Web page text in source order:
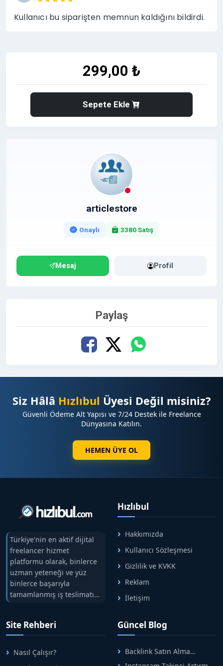
Kullanıcı bu siparişten memnun kaldığını bildirdi.
299,00 ₺
Sepete Ekle
articlestore
Onaylı 3380 Satış
Mesaj Profil
Paylaş
Siz Hâlâ Hızlıbul Üyesi Değil misiniz?
Güvenli Ödeme Alt Yapısı ve 7/24 Destek ile Freelance
Dünyasına Katılın.
HEMEN ÜYE OL
Türkiye'nin en aktif dijital
freelancer hizmet
platformu olarak, binlerce
uzman yeteneği ve yüz
binlerce başarıyla
tamamlanmış iş teslimatını
tek çatıda buluşturuyoruz.
arasındaki süreci risksiz
alışveriş sistemi ile koruyan
ticaretin güvenli
adreslerinden birisidir.
Hızlıbul
Hakkımızda
Kullanıcı Sözleşmesi
Gizlilik ve KVKK
Reklam
İletişim
Site Rehberi
Nasıl Çalışır?
Güncel Blog
Backlink Satın Alma
Rehberi: Güvenli SEO İçin